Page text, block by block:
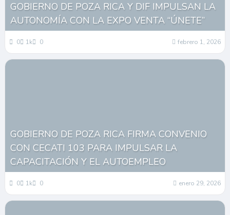
GOBIERNO DE POZA RICA Y DIF IMPULSAN LA
AUTONOMÍA CON LA EXPO VENTA “ÚNETE”
0 1k 0 febrero 1, 2026
GOBIERNO DE POZA RICA FIRMA CONVENIO
CON CECATI 103 PARA IMPULSAR LA
CAPACITACIÓN Y EL AUTOEMPLEO
0 1k 0 enero 29, 2026